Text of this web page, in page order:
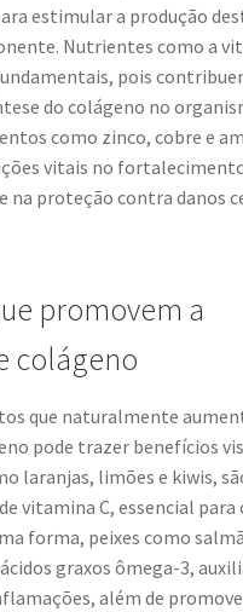
estimular a produção
Nutrientes como a
pois
do colágeno no
como zinco, cobre e
vitais no
na proteção contra danos
promovem a
colágeno
que naturalmente
pode trazer benefícios
laranjas, limões e kiwis,
vitamina C, essencial para
forma, peixes como
graxos ômega-3,
além de